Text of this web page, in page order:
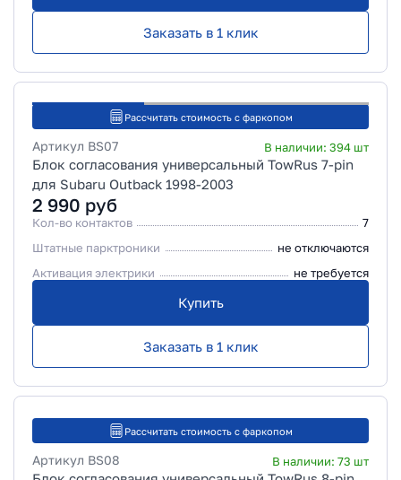
Заказать в 1 клик
Рассчитать стоимость с фаркопом
Артикул BS07 В наличии: 394 шт
Блок согласования универсальный TowRus 7-pin
для Subaru Outback 1998-2003
2 990 руб
Кол-во контактов
7
Штатные парктроники
не отключаются
Активация электрики
не требуется
Купить
Заказать в 1 клик
Рассчитать стоимость с фаркопом
Артикул BS08 В наличии: 73 шт